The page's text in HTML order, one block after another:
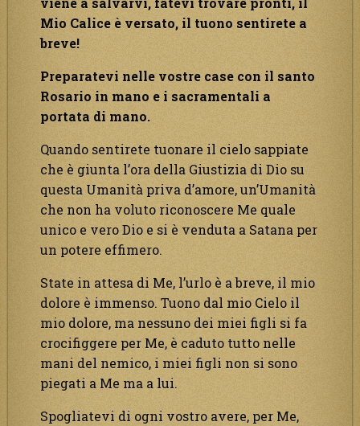
Mio Calice è versato, il tuono sentirete a
breve!
Preparatevi nelle vostre case con il santo
Rosario in mano e i sacramentali a
portata di mano.
Quando sentirete tuonare il cielo sappiate
che è giunta l’ora della Giustizia di Dio su
questa Umanità priva d’amore, un’Umanità
che non ha voluto riconoscere Me quale
unico e vero Dio e si è venduta a Satana per
un potere effimero.
State in attesa di Me, l’urlo è a breve, il mio
dolore è immenso. Tuono dal mio Cielo il
mio dolore, ma nessuno dei miei figli si fa
crocifiggere per Me, è caduto tutto nelle
mani del nemico, i miei figli non si sono
piegati a Me ma a lui.
Spogliatevi di ogni vostro avere, per Me,